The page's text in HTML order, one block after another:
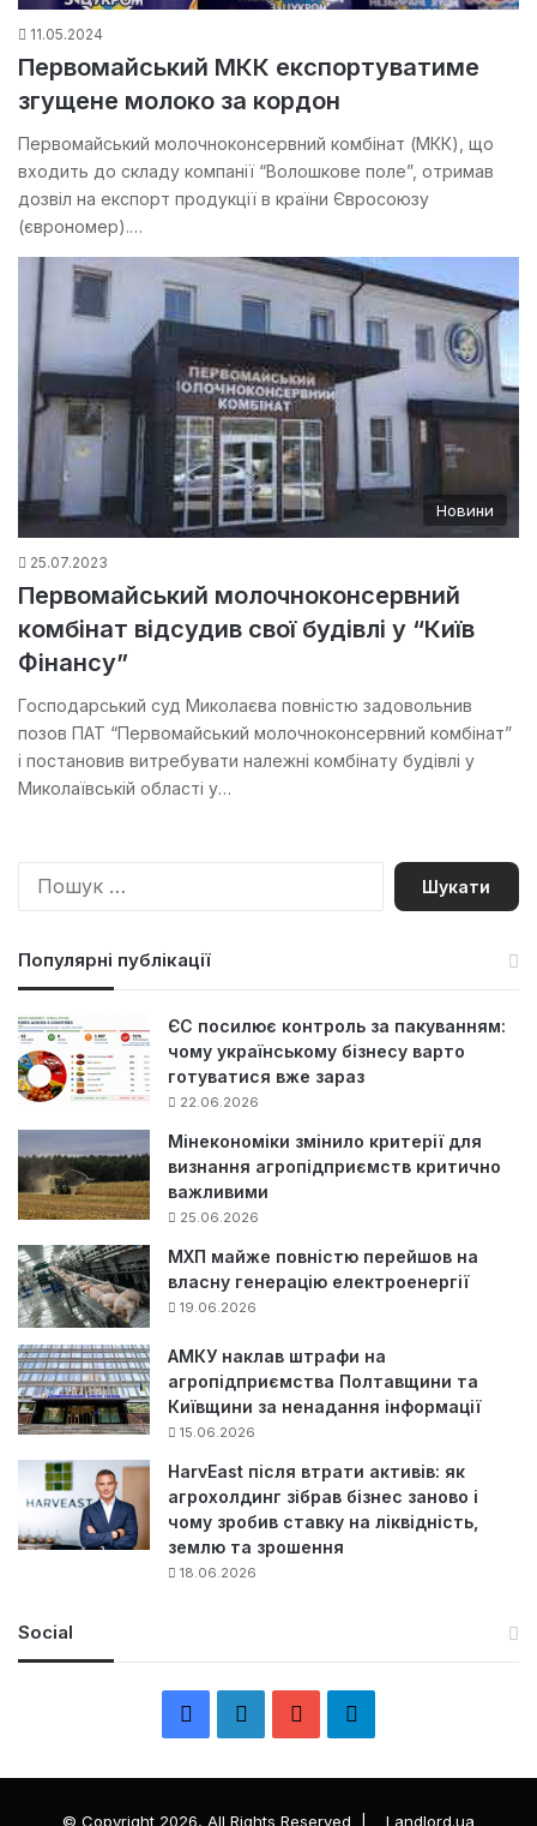
11.05.2024
Первомайський МКК експортуватиме
згущене молоко за кордон
Первомайський молочноконсервний комбінат (МКК), що
входить до складу компанії “Волошкове поле”, отримав
дозвіл на експорт продукції в країни Євросоюзу
(єврономер).…
Новини
25.07.2023
Первомайський молочноконсервний
комбінат відсудив свої будівлі у “Київ
Фінансу”
Господарський суд Миколаєва повністю задовольнив
позов ПАТ “Первомайський молочноконсервний комбінат”
і постановив витребувати належні комбінату будівлі у
Миколаївській області у…
П
Популярні публікації
ЄС посилює контроль за пакуванням:
чому українському бізнесу варто
готуватися вже зараз
22.06.2026
Мінекономіки змінило критерії для
визнання агропідприємств критично
важливими
25.06.2026
МХП майже повністю перейшов на
власну генерацію електроенергії
19.06.2026
АМКУ наклав штрафи на
агропідприємства Полтавщини та
Київщини за ненадання інформації
15.06.2026
HarvEast після втрати активів: як
агрохолдинг зібрав бізнес заново і
чому зробив ставку на ліквідність,
землю та зрошення
18.06.2026
Social
c
n
л
© Copyright 2026, All Rights Reserved | Landlord.ua